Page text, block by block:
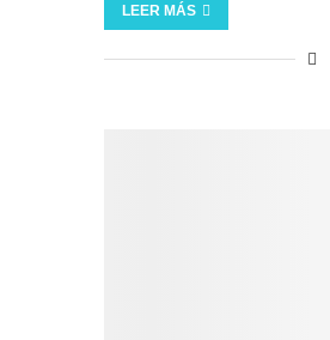
LEER MÁS